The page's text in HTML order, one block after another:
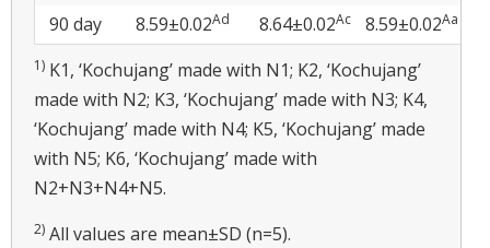
90 day
8.59±0.02Ad 8.64±0.02Ac 8.59±0.02Aa
1) K1, ‘Kochujang’ made with N1; K2, ‘Kochujang’
made with N2; K3, ‘Kochujang’ made with N3; K4,
‘Kochujang’ made with N4; K5, ‘Kochujang’ made
with N5; K6, ‘Kochujang’ made with
N2+N3+N4+N5.
2) All values are mean±SD (n=5).